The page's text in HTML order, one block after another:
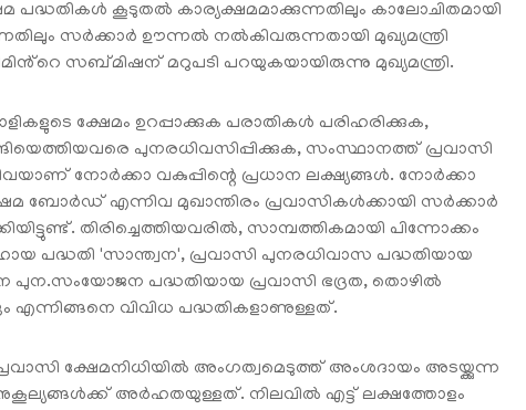
പദ്ധതികള്‍ കൂടുതല്‍ കാര്യക്ഷമമാക്കുന്നതിലും കാലോചിതമായി
സര്‍ക്കാര്‍ ഊന്നല്‍ നല്‍കിവരുന്നതായി മുഖ്യമന്ത്രി
സബ്മിഷന് മറുപടി പറയുകയായിരുന്നു മുഖ്യമന്ത്രി.
ക്ഷേമം ഉറപ്പാക്കുക പരാതികള്‍ പരിഹരിക്കുക,
പുനരധിവസിപ്പിക്കുക, സംസ്ഥാനത്ത് പ്രവാസി
നോര്‍ക്കാ വകുപ്പിന്റെ പ്രധാന ലക്ഷ്യങ്ങള്‍. നോര്‍ക്കാ
ബോര്‍ഡ് എന്നിവ മുഖാന്തിരം പ്രവാസികള്‍ക്കായി സര്‍ക്കാര്‍
തിരിച്ചെത്തിയവരില്‍, സാമ്പത്തികമായി പിന്നോക്കം
പദ്ധതി 'സാന്ത്വന', പ്രവാസി പുനരധിവാസ പദ്ധതിയായ
പുന.സംയോജന പദ്ധതിയായ പ്രവാസി ഭദ്രത, തൊഴില്‍
എന്നിങ്ങനെ വിവിധ പദ്ധതികളാണുള്ളത്.
പ്രവാസി ക്ഷേമനിധിയില്‍ അംഗത്വമെടുത്ത് അംശദായം അടയ്ക്കുന്ന
അര്‍ഹതയുള്ളത്. നിലവില്‍ എട്ട് ലക്ഷത്തോളം